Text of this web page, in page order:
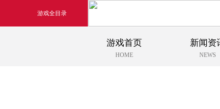
游戏全目录
玄幻游戏
游戏首页
HOME
新闻资
NEWS